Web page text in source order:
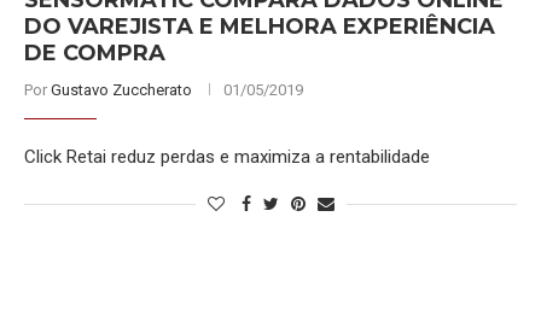
DO VAREJISTA E MELHORA EXPERIÊNCIA
DE COMPRA
Por Gustavo Zuccherato 01/05/2019
Click Retai reduz perdas e maximiza a rentabilidade